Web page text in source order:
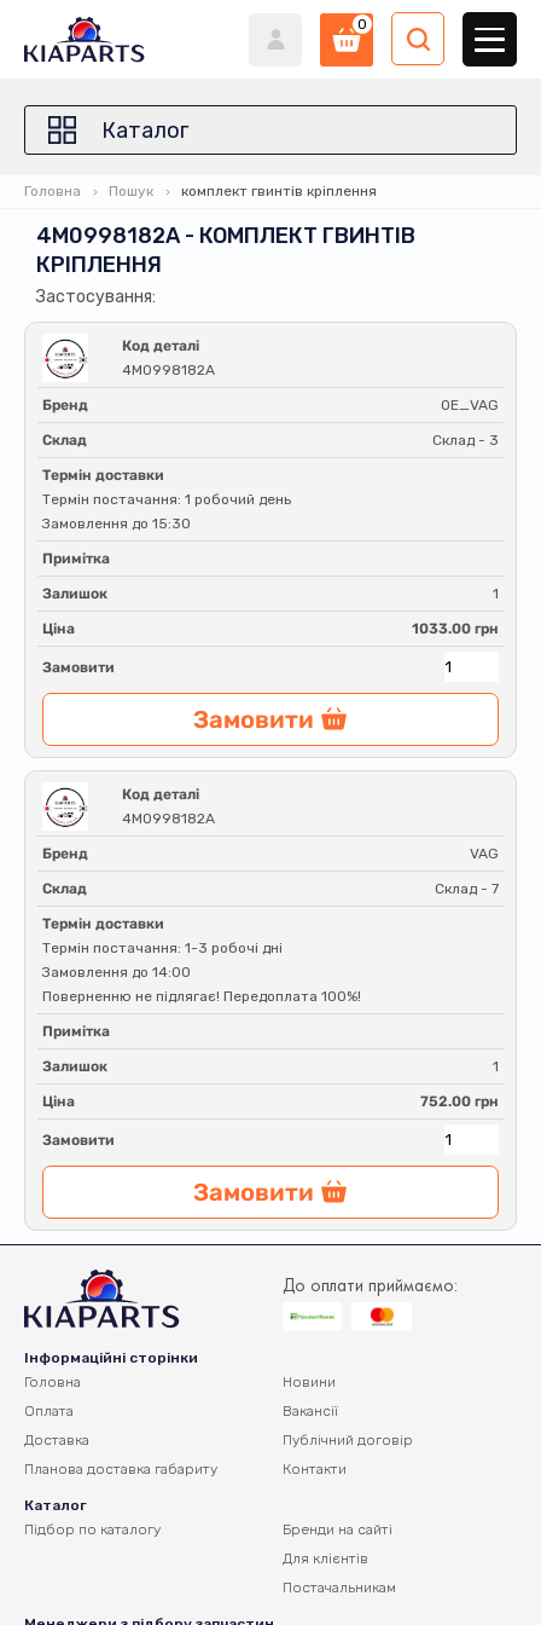
0
Каталог
Головна Пошук комплект гвинтів кріплення
4M0998182A - КОМПЛЕКТ ГВИНТІВ
КРІПЛЕННЯ
Застосування:
Код деталі
4M0998182A
Бренд OE_VAG
Склад Склад - 3
Термін доставки
Термін постачання: 1 робочий день
Замовлення до 15:30
Примітка
Залишок 1
Ціна 1033.00 грн
Замовити
Замовити
Код деталі
4M0998182A
Бренд VAG
Склад Склад - 7
Термін доставки
Термін постачання: 1-3 робочі дні
Замовлення до 14:00
Поверненню не підлягає! Передоплата 100%!
Примітка
Залишок 1
Ціна 752.00 грн
Замовити
Замовити
До оплати приймаємо:
Інформаційні сторінки
Головна
Оплата
Доставка
Планова доставка габариту
Новини
Вакансії
Публічний договір
Контакти
Каталог
Підбор по каталогу
Бренди на сайті
Для клієнтів
Постачальникам